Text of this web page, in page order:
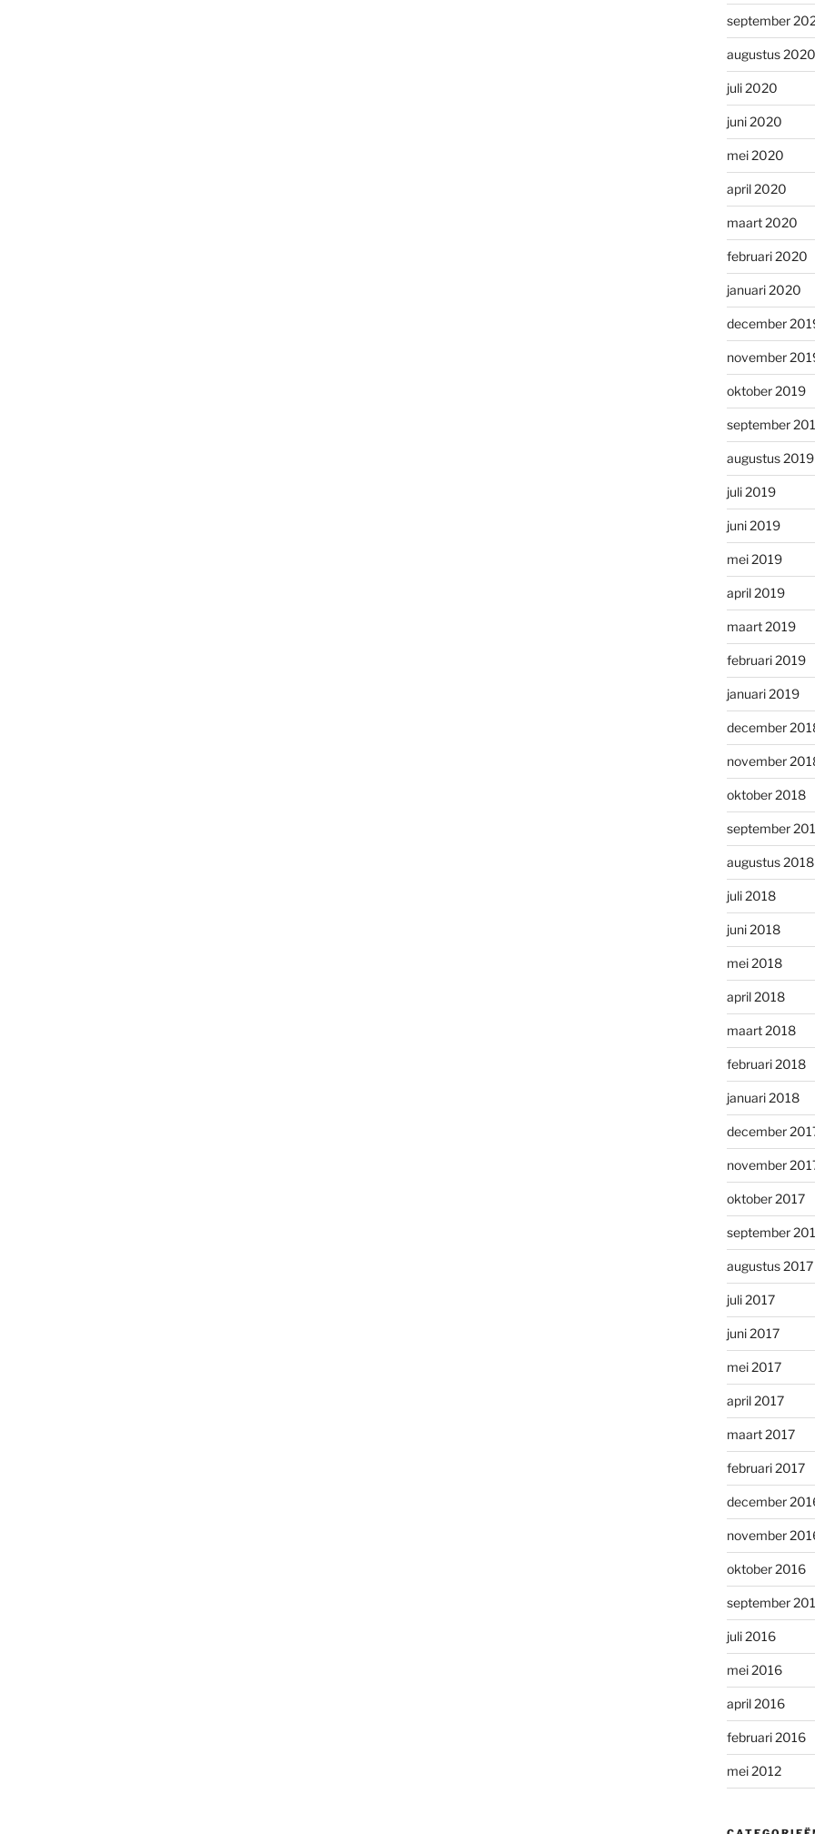
september
augustus 2020
juli 2020
juni 2020
mei 2020
april 2020
maart 2020
februari 2020
januari 2020
december
november
oktober 2019
september
augustus 2019
juli 2019
juni 2019
mei 2019
april 2019
maart 2019
februari 2019
januari 2019
december
november
oktober 2018
september
augustus 2018
juli 2018
juni 2018
mei 2018
april 2018
maart 2018
februari 2018
januari 2018
december
november
oktober 2017
september
augustus 2017
juli 2017
juni 2017
mei 2017
april 2017
maart 2017
februari 2017
december
november
oktober 2016
september
juli 2016
mei 2016
april 2016
februari 2016
mei 2012